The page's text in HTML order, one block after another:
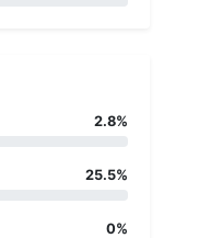
2.8%
25.5%
0%